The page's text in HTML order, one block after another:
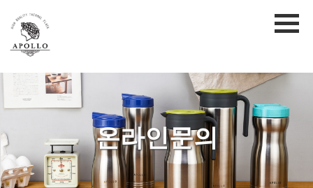
온라인문의